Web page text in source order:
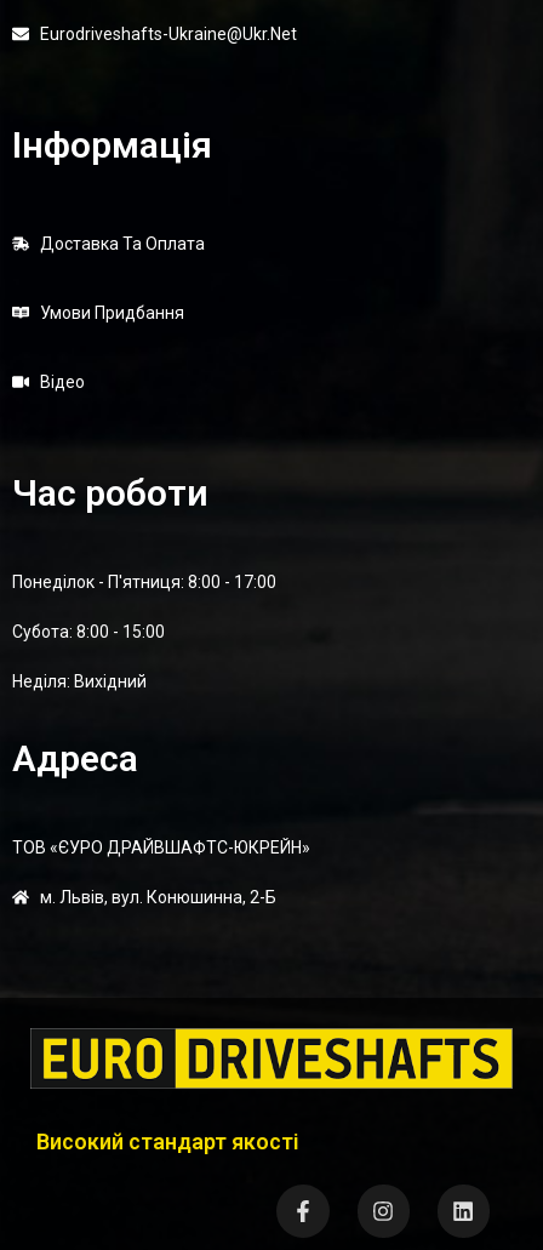
Eurodriveshafts-Ukraine@ukr.net
Інформація
Доставка Та Оплата
Умови Придбання
Відео
Час роботи
Понеділок - П'ятниця: 8:00 - 17:00
Суботa: 8:00 - 15:00
Неділя: Вихідний
Адреса
ТОВ «ЄУРО ДРАЙВШАФТC-ЮКРЕЙН»
м. Львів, вул. Конюшинна, 2-Б
Високий стандарт якості